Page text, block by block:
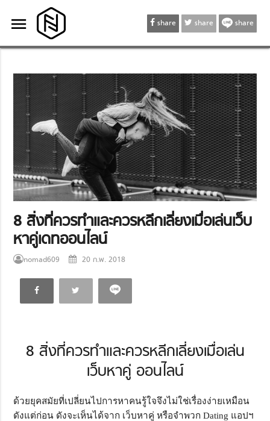
menu
menu share share share
8 สิ่งที่ควรทำและควรหลีกเลี่ยงเมื่อเล่นเว็บ
หาคู่เดทออนไลน์
nomad609 20 ก.พ. 2018
8 สิ่งที่ควรทำและควรหลีกเลี่ยงเมื่อเล่น
เว็บหาคู่ ออนไลน์
ด้วยยุคสมัยที่เปลี่ยนไปการหาคนรู้ใจจึงไม่ใช่เรื่องง่ายเหมือน
ดังแต่ก่อน ดังจะเห็นได้จาก เว็บหาคู่ หรือจำพวก Dating แอปฯ